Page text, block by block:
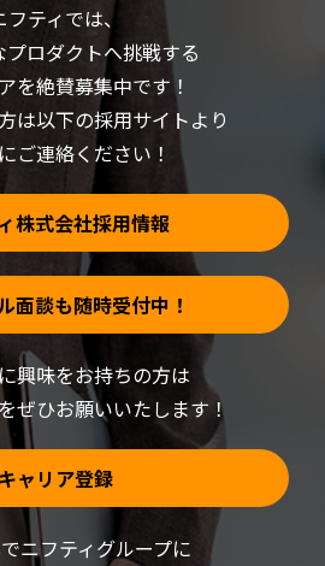
フティでは、
プロダクトへ挑戦する
を絶賛募集中です！
は以下の採用サイトより
ご連絡ください！
株式会社採用情報
面談も随時受付中！
興味をお持ちの方は
ぜひお願いいたします！
キャリア登録
ニフティグループに